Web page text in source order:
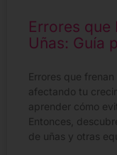
Errores que
Uñas: Guía
Errores que
afectando tu
aprender cómo
Entonces,
de uñas y otras